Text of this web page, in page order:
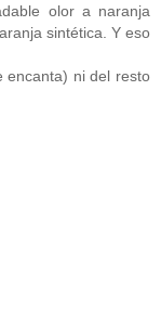
olor a naranja
sintética. Y eso
encanta) ni del resto